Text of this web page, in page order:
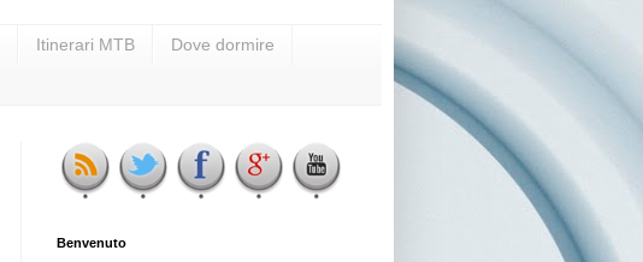
Itinerari MTB Dove dormire
Benvenuto